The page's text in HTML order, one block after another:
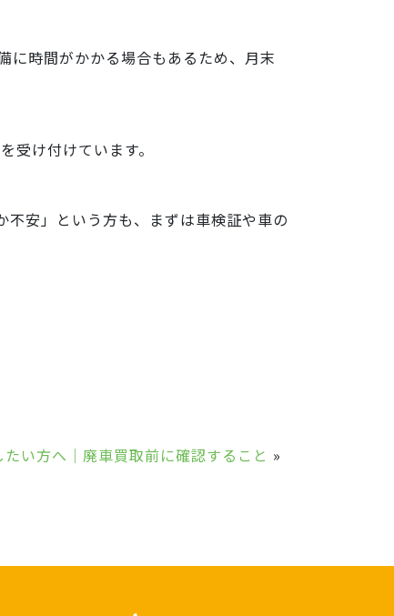
に時間がかかる場合もあるため、月末
受け付けています。
不安」という方も、まずは車検証や車の
い方へ｜廃車買取前に確認すること »